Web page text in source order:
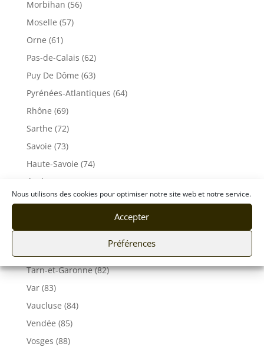
Nous utilisons des cookies pour optimiser notre site web et notre service.
Accepter
Préférences
Morbihan (56)
Moselle (57)
Orne (61)
Pas-de-Calais (62)
Puy De Dôme (63)
Pyrénées-Atlantiques (64)
Rhône (69)
Sarthe (72)
Savoie (73)
Haute-Savoie (74)
Ile de France
Seine-Maritime (76)
Somme (80)
Tarn-et-Garonne (82)
Var (83)
Vaucluse (84)
Vendée (85)
Vosges (88)